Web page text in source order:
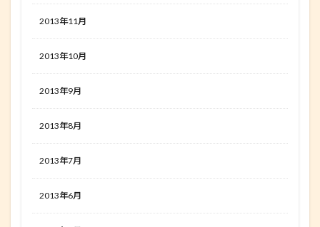
2013年11月
2013年10月
2013年9月
2013年8月
2013年7月
2013年6月